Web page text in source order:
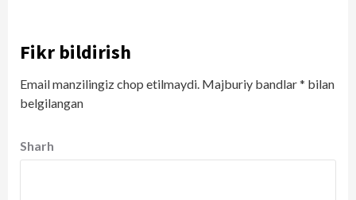
Fikr bildirish
Email manzilingiz chop etilmaydi. Majburiy bandlar* bilan
belgilangan
Sharh